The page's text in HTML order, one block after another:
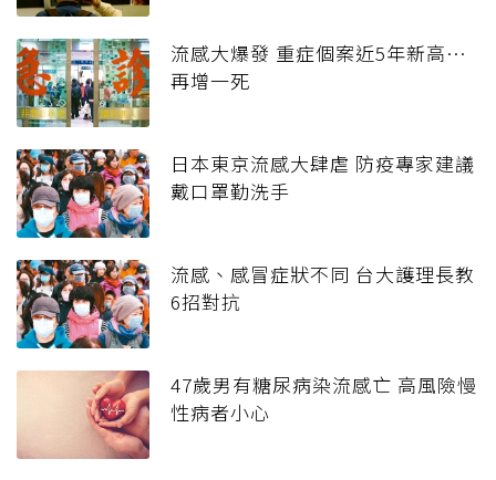
流感大爆發 重症個案近5年新高…
再增一死
日本東京流感大肆虐 防疫專家建議
戴口罩勤洗手
流感、感冒症狀不同 台大護理長教
6招對抗
47歲男有糖尿病染流感亡 高風險慢
性病者小心